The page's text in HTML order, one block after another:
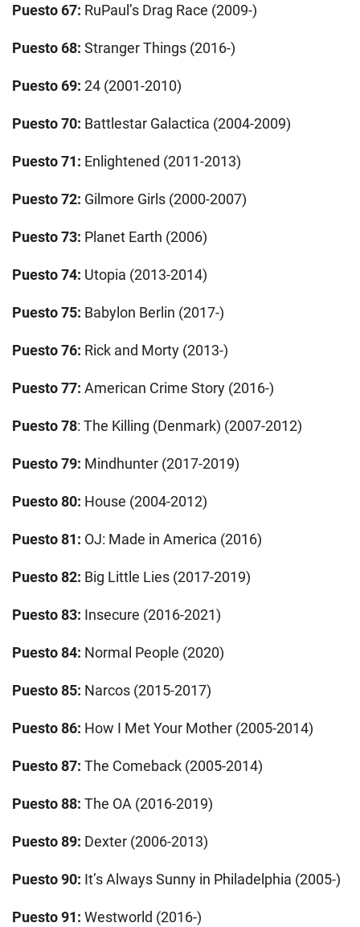
Puesto 67: RuPaul’s Drag Race (2009-)
Puesto 68: Stranger Things (2016-)
Puesto 69: 24 (2001-2010)
Puesto 70: Battlestar Galactica (2004-2009)
Puesto 71: Enlightened (2011-2013)
Puesto 72: Gilmore Girls (2000-2007)
Puesto 73: Planet Earth (2006)
Puesto 74: Utopia (2013-2014)
Puesto 75: Babylon Berlin (2017-)
Puesto 76: Rick and Morty (2013-)
Puesto 77: American Crime Story (2016-)
Puesto 78: The Killing (Denmark) (2007-2012)
Puesto 79: Mindhunter (2017-2019)
Puesto 80: House (2004-2012)
Puesto 81: OJ: Made in America (2016)
Puesto 82: Big Little Lies (2017-2019)
Puesto 83: Insecure (2016-2021)
Puesto 84: Normal People (2020)
Puesto 85: Narcos (2015-2017)
Puesto 86: How I Met Your Mother (2005-2014)
Puesto 87: The Comeback (2005-2014)
Puesto 88: The OA (2016-2019)
Puesto 89: Dexter (2006-2013)
Puesto 90: It’s Always Sunny in Philadelphia (2005-)
Puesto 91: Westworld (2016-)